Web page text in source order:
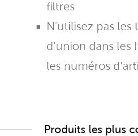
filtres
N'utilisez pas les
d'union dans les
les numéros
Produits les plus